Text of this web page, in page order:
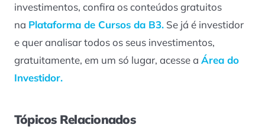
investimentos, confira os conteúdos gratuitos
na Plataforma de Cursos da B3. Se já é investidor
e quer analisar todos os seus investimentos,
gratuitamente, em um só lugar, acesse a Área do
Investidor.
Tópicos Relacionados